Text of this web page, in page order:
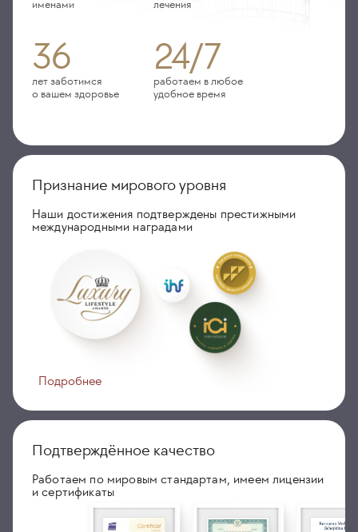
именами лечения
36
лет заботимся
о вашем здоровье
24/7
работаем в любое
удобное время
Признание мирового уровня
Наши достижения подтверждены престижными
международными наградами
Подробнее
Подтверждённое качество
Работаем по мировым стандартам, имеем лицензии
и сертификаты